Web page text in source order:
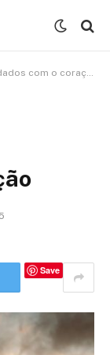
com o coração
Save